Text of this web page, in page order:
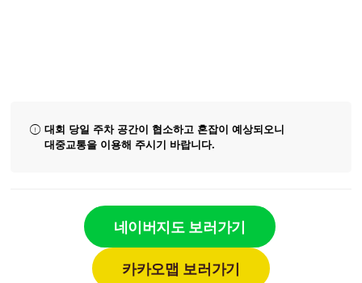
대회 당일 주차 공간이 협소하고 혼잡이 예상되오니
대중교통을 이용해 주시기 바랍니다.
네이버지도 보러가기
카카오맵 보러가기